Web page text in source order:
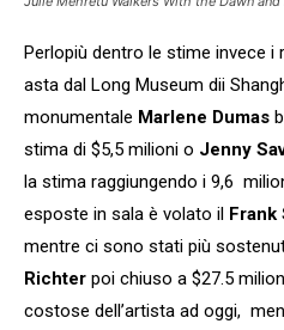
Perlopiù dentro le stime invece i
asta dal Long Museum dii
monumentale Marlene Dumas
stima di $5,5 milioni o Jenny
la stima raggiungendo i 9,6
esposte in sala è volato il Frank
mentre ci sono stati più
Richter poi chiuso a $27.5
costose dell’artista ad oggi,